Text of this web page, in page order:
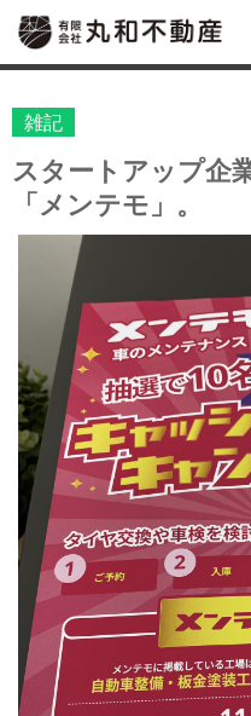
雑記
スタートアップ企
「メンテモ」。